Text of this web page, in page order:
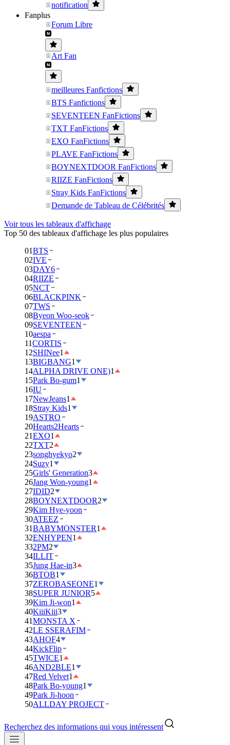
notification
Fanplus
Forum Libre
Art Fan
meilleures Fanfictions
BTS Fanfictions
SEVENTEEN FanFictions
TXT FanFictions
EXO FanFictions
PLAVE FanFictions
BOYNEXTDOOR FanFictions
RIIZE FanFictions
Stray Kids FanFictions
Demande de Tableau de Célébrités
Voir tous les tableaux d'affichage
Top 50 des tableaux d'affichage les plus populaires
01BTS
02IVE
03DAY6
04RIIZE
05NCT
06BLACKPINK
07TWS
08Byeon Woo-seok
09SEVENTEEN
10aespa
11CORTIS
12SHINee1
13BIGBANG1
14ALPHA DRIVE ONE)1
15Park Bo-gum1
16IU
17NewJeans1
18Stray Kids1
19ASTRO
20Hearts2Hearts
21EXO1
22TXT2
23songhyekyo2
24Suzy1
25Girls' Generation3
26Jang Won-young1
27IDID2
28BOYNEXTDOOR2
29Kim Hye-yoon
30ATEEZ
31BABYMONSTER1
32ENHYPEN1
332PM2
34ILLIT
35Jung Hae-in3
36BTOB1
37ZEROBASEONE1
38SUPER JUNIOR5
39Kim Ji-won1
40KiiiKiii3
41MONSTA X
42LE SSERAFIM
43AHOF4
44KickFlip
45TWICE1
46AND2BLE1
47Red Velvet1
48Park Bo-young1
49Park Ji-hoon
50ALLDAY PROJECT
Recherchez des informations qui vous intéressent